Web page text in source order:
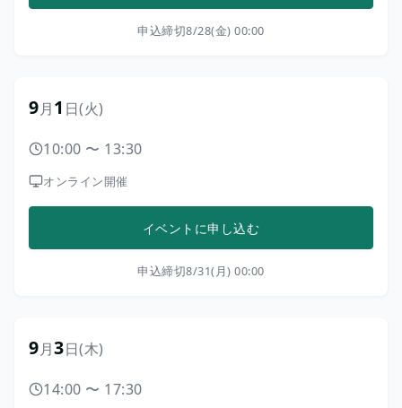
申込締切8/28(金) 00:00
9月1 日(火)
10:00 〜 13:30
オンライン開催
イベントに申し込む
申込締切8/31(月) 00:00
9月3日(木)
14:00 〜 17:30